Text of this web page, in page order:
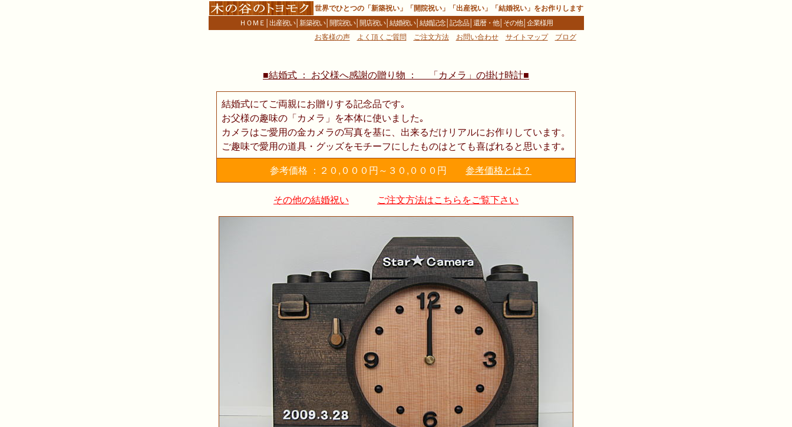
世界でひとつの「新築祝い」「開院祝い」「出産祝い」「結婚祝い」をお作りします
ＨＯＭＥ │出産祝い│新築祝い│開院祝い│開店祝い│結婚祝い│結婚記念│記念品│還暦・他│ その他│企業様用
お客様の声
よく頂くご質問 ご注文方法 お問い合わせ サイトマップ ブログ樹
■結婚式 ： お父様へ感謝の贈り物 ： 「カメラ」の掛け時計■
結婚式にてご両親にお贈りする記念品です｡
お父様の趣味の「カメラ」を本体に使いました｡
カメラはご愛用の金カメラの写真を基に、出来るだけリアルにお作りしています。
ご趣味で愛用の道具・グッズをモチーフにしたものはとても喜ばれると思います｡
参考価格 ：２０,０００円～３０,０００円
参考価格とは？
その他の結婚祝い ご注文方法はこちらをご覧下さい